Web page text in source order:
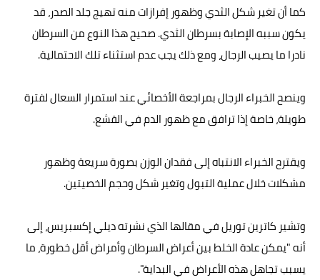
كما أن تغير شكل الثدي وظهور إفرازات منه تهيج جلد الصدر، قد
يكون سببه الإصابة بسرطان الثدي. صحيح هذا النوع من السرطان
نادرا ما يصيب الرجال، ومع ذلك يجب عدم استثناء تلك الاحتمالية.
وينصح الخبراء الرجال بمراجعة الأخصائي عند استمرار السعال لفترة
طويلة، خاصة إذا ترافق مع ظهور الدم في القشع.
ويقترح الخبراء الانتباه إلى فقدان الوزن بصورة سريعة وظهور
مشكلات خلال عملية التبول وتغير شكل وحجم الخصيتين.
وتشير كاترين توريل في مقالها الذي نشرته ديلي إكسبريس، إلى
أنه "يمكن عادة الخلط بين أعراض السرطان وأمراض أقل خطورة، ما
يسبب تجاهل هذه الأعراض في البداية".